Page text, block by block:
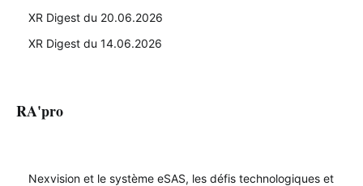
XR Digest du 20.06.2026
XR Digest du 14.06.2026
RA'pro
Nexvision et le système eSAS, les défis technologiques et